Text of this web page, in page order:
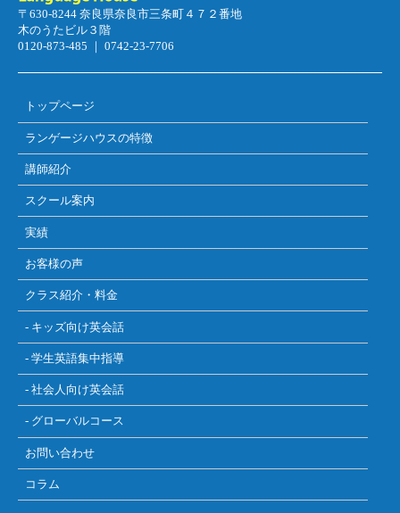
〒630-8244 奈良県奈良市三条町４７２番地
木のうたビル３階
0120-873-485 ｜ 0742-23-7706
トップページ
ランゲージハウスの特徴
講師紹介
スクール案内
実績
お客様の声
クラス紹介・料金
- キッズ向け英会話
- 学生英語集中指導
- 社会人向け英会話
- グローバルコース
お問い合わせ
コラム